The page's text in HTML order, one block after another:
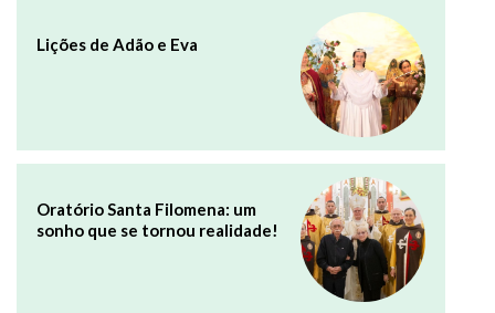
Lições de Adão e Eva
Oratório Santa Filomena: um
sonho que se tornou realidade!